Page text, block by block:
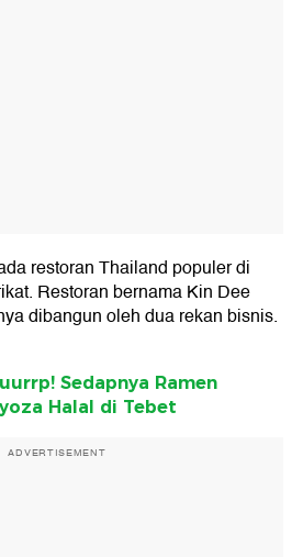
restoran Thailand populer di
Restoran bernama Kin Dee
dibangun oleh dua rekan bisnis.
Sedapnya Ramen
Halal di Tebet
ADVERTISEMENT